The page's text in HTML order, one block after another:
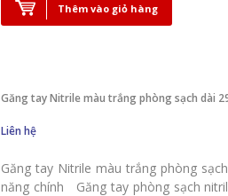
Thêm vào giỏ hàng
Găng tay Nitrile màu trắng phòng sạch dài
Liên hệ
Găng tay Nitrile màu trắng phòng
năng chính Găng tay phòng sạch